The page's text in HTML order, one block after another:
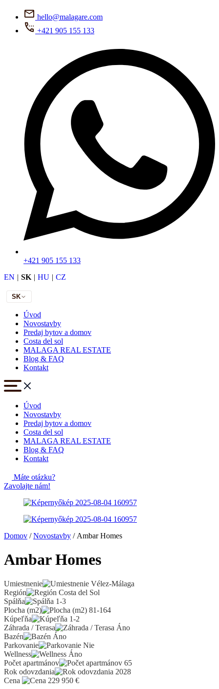
hello@malagare.com
+421 905 155 133
+421 905 155 133
EN | SK | HU | CZ
SK
Úvod
Novostavby
Predaj bytov a domov
Costa del sol
MALAGA REAL ESTATE
Blog & FAQ
Kontakt
Úvod
Novostavby
Predaj bytov a domov
Costa del sol
MALAGA REAL ESTATE
Blog & FAQ
Kontakt
Máte otázku?
Zavolajte nám!
Domov /Novostavby / Ambar Homes
Ambar Homes
Umiestnenie
Vélez-Málaga
Región
Costa del Sol
Spálňa
1-3
Plocha (m2)
81-164
Kúpeľňa
1-2
Záhrada / Terasa
Áno
Bazén
Áno
Parkovanie
Nie
Wellness
Áno
Počet apartmánov
65
Rok odovzdania
2028
Cena
229 950 €